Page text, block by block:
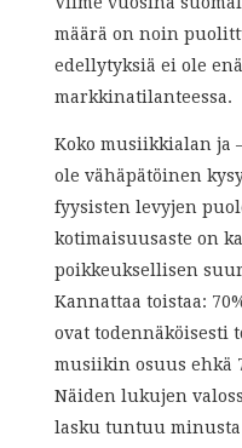
määrä on noin
edellytyksiä ei ole
markkinatilanteessa.
Koko musiikkialan ja
ole vähäpätöinen
fyysisten levyjen
kotimaisuusaste on
poikkeuksellisen
Kannattaa toistaa:
ovat todennäköisesti
musiikin osuus ehkä
Näiden lukujen
lasku tuntuu